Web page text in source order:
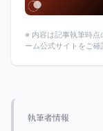
※ 内容は記事執筆時点
ーム公式サイトをご確
最新・人気
執筆者情報